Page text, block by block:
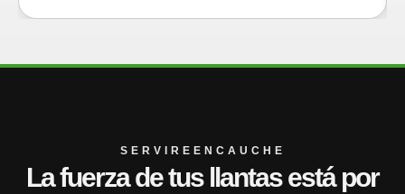
SERVIREENCAUCHE
La fuerza de tus llantas está por